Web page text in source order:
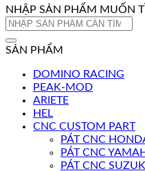
NHẬP SẢN PHẨM MUỐN
Tìm
SẢN PHẨM
DOMINO RACING
PEAK-MOD
ARIETE
HEL
CNC CUSTOM PART
PÁT CNC
PÁT CNC
PÁT CNC SUZUKI